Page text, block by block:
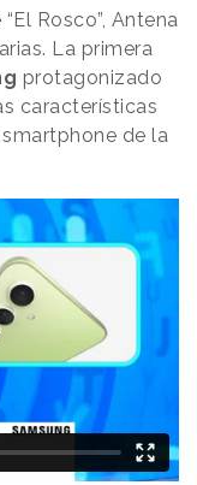
Rosco”, Antena
La primera
protagonizado
características
de la